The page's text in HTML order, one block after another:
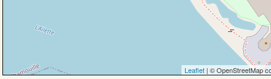
Leaflet | © OpenStreetMap